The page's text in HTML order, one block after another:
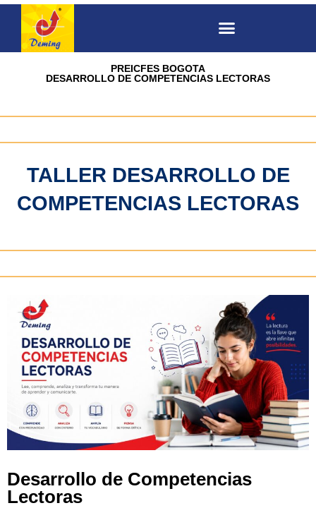
PREICFES BOGOTA
DESARROLLO DE COMPETENCIAS LECTORAS
TALLER DESARROLLO DE
COMPETENCIAS LECTORAS
Desarrollo de Competencias
Lectoras